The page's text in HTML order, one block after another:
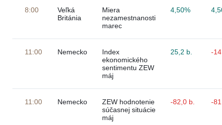
8:00
Veľká
Británia
Miera
nezamestnanosti
marec
4,50%
11:00 Nemecko
Index
ekonomického
sentimentu ZEW
máj
25,2 b. -
11:00 Nemecko
ZEW hodnotenie
súčasnej situácie
máj
-82,0 b. -